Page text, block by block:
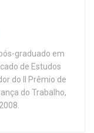
graduado em
de Estudos
do II Prêmio de
do Trabalho,